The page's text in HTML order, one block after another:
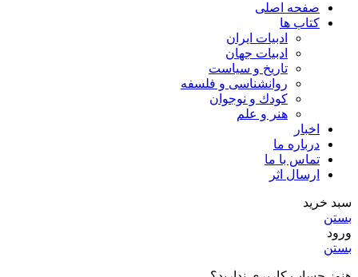
صفحه اصلی
کتاب ها
ادبیات ایران
ادبیات جهان
تاریخ و سیاست
روانشناسی و فلسفه
کودك و نوجوان
هنر و علم
اخبار
درباره ما
تماس با ما
ارسال اثر
سبد خرید
بستن
ورود
بستن